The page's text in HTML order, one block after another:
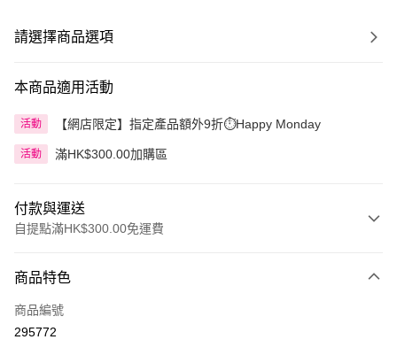
請選擇商品選項
本商品適用活動
活動 【網店限定】指定產品額外9折⏱️Happy Monday
活動 滿HK$300.00加購區
付款與運送
自提點滿HK$300.00免運費
信用卡
Apple Pay
商品特色
商品編號
295772